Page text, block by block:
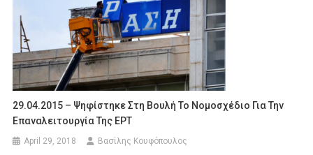
29.04.2015 – Ψηφίστηκε Στη Βουλή Το Νομοσχέδιο Για Την
Επαναλειτουργία Της ΕΡΤ
April 29, 2018 Βασίλης Κουφόπουλος